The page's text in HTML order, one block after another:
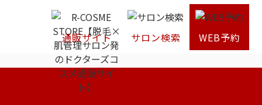
通販サイト サロン検索 WEB予約